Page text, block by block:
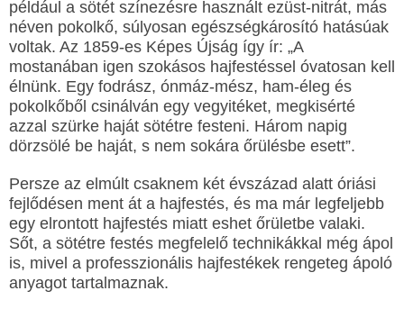
például a sötét színezésre használt ezüst-nitrát, más
néven pokolkő, súlyosan egészségkárosító hatásúak
voltak. Az 1859-es Képes Újság így ír: „A
mostanában igen szokásos hajfestéssel óvatosan kell
élnünk. Egy fodrász, ónmáz-mész, ham-éleg és
pokolkőből csinálván egy vegyitéket, megkisérté
azzal szürke haját sötétre festeni. Három napig
dörzsölé be haját, s nem sokára őrülésbe esett”.
Persze az elmúlt csaknem két évszázad alatt óriási
fejlődésen ment át a hajfestés, és ma már legfeljebb
egy elrontott hajfestés miatt eshet őrületbe valaki.
Sőt, a sötétre festés megfelelő technikákkal még ápol
is, mivel a professzionális hajfestékek rengeteg ápoló
anyagot tartalmaznak.